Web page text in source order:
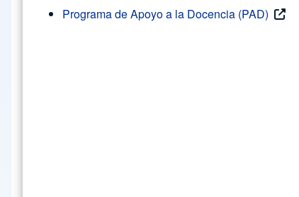
Programa de Apoyo a la Docencia (PAD)